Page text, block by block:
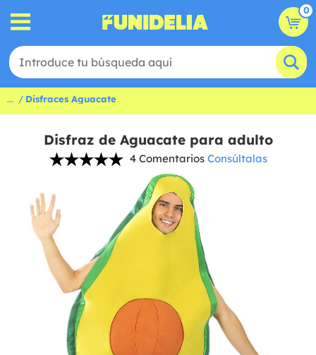
0
... Disfraces Aguacate
Disfraz de Aguacate para adulto
4 Comentarios Consúltalas